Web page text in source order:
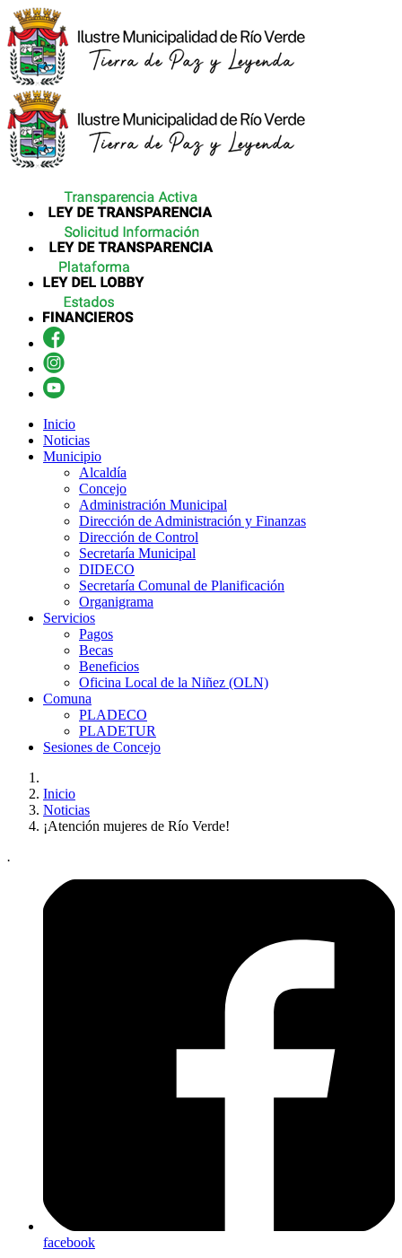
Inicio
Noticias
Municipio
Alcaldía
Concejo
Administración Municipal
Dirección de Administración y Finanzas
Dirección de Control
Secretaría Municipal
DIDECO
Secretaría Comunal de Planificación
Organigrama
Servicios
Pagos
Becas
Beneficios
Oficina Local de la Niñez (OLN)
Comuna
PLADECO
PLADETUR
Sesiones de Concejo
Inicio
Noticias
¡Atención mujeres de Río Verde!
.
facebook